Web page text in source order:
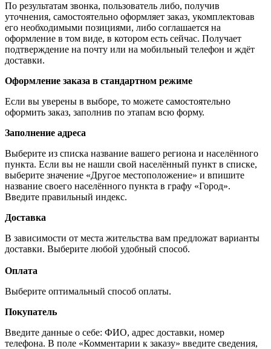
По результатам звонка, пользователь либо, получив
уточнения, самостоятельно оформляет заказ, укомплектовав
его необходимыми позициями, либо соглашается на
оформление в том виде, в котором есть сейчас. Получает
подтверждение на почту или на мобильный телефон и ждёт
доставки.
Оформление заказа в стандартном режиме
Если вы уверены в выборе, то можете самостоятельно
оформить заказ, заполнив по этапам всю форму.
Заполнение адреса
Выберите из списка название вашего региона и населённого
пункта. Если вы не нашли свой населённый пункт в списке,
выберите значение «Другое местоположение» и впишите
название своего населённого пункта в графу «Город».
Введите правильный индекс.
Доставка
В зависимости от места жительства вам предложат варианты
доставки. Выберите любой удобный способ.
Оплата
Выберите оптимальный способ оплаты.
Покупатель
Введите данные о себе: ФИО, адрес доставки, номер
телефона. В поле «Комментарии к заказу» введите сведения,